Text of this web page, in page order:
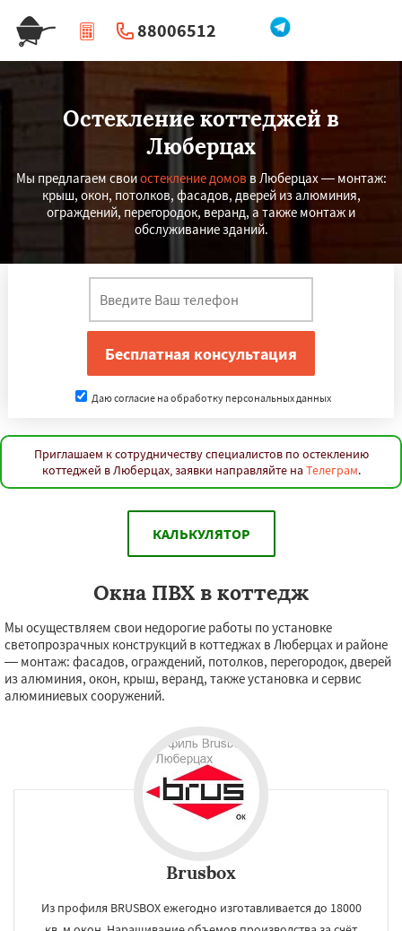
88006512
| Перезвоните мне
Остекление коттеджей в
Люберцах
Мы предлагаем своиостекление домов в Люберцах — монтаж:
крыш, окон, потолков, фасадов, дверей из алюминия,
ограждений, перегородок, веранд, а также монтаж и
обслуживание зданий.
Даю согласие на обработку персональных данных
Приглашаем к сотрудничеству специалистов по остеклению
коттеджей в Люберцах, заявки направляйте на Телеграм.
КАЛЬКУЛЯТОР
Окна ПВХ в коттедж
Мы осуществляем свои недорогие работы по установке
светопрозрачных конструкций в коттеджах в Люберцах и районе
— монтаж: фасадов, ограждений, потолков, перегородок, дверей
из алюминия, окон, крыш, веранд, также установка и сервис
алюминиевых сооружений.
Brusbox
Из профиля BRUSBOX ежегодно изготавливается до 18000